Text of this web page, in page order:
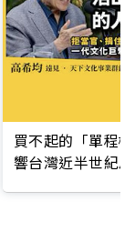
買不起的「單程
響台灣近半世紀